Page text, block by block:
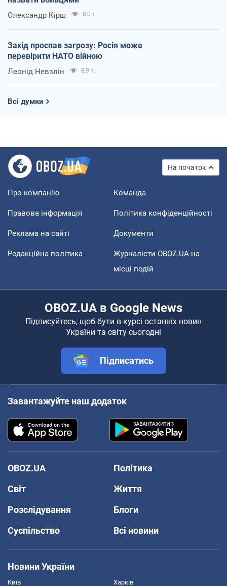
Олександр Кірш 8,0 т.
Захід проспав загрозу: Росія може
перевірити НАТО війною
Леонід Невзлін 8,9 т.
Всі думки
На початок
Про компанію Команда
Правова інформація Політика конфіденційності
Реклама на сайті Документи
Редакційна політика
Журналісти OBOZ.UA на
місці подій
OBOZ.UA в Google News
Підписуйтесь, щоб бути в курсі останніх новин
України та світу сьогодні
Підписатись
Завантажуйте наш додаток
OBOZ.UA
Політика
Світ
Життя
Розслідування
Блоги
Суспільство
Всі новини
Новини України
Київ Харків